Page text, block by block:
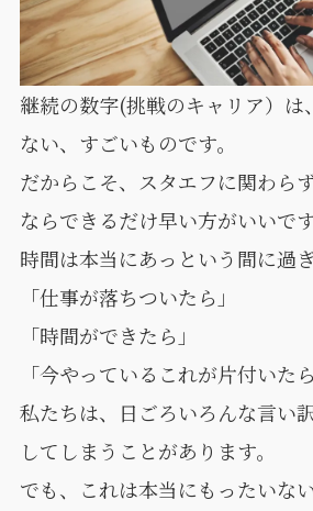
継続の数字(挑戦のキャリア）は
ない、すごいものです。
だからこそ、スタエフに関わら
ならできるだけ早い方がいいです
時間は本当にあっという間に過
「仕事が落ちついたら」
「時間ができたら」
「今やっているこれが片付いたら
私たちは、日ごろいろんな言い
してしまうことがあります。
でも、これは本当にもったいな